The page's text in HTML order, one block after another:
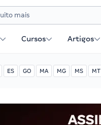
Cursos Artigos
ES GO MA MG MS MT